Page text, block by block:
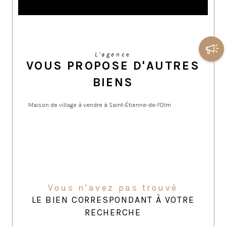
L'agence
VOUS PROPOSE D'AUTRES
BIENS
Maison de village à vendre à Saint-Étienne-de-l'Olm
Vous n'avez pas trouvé
LE BIEN CORRESPONDANT À VOTRE
RECHERCHE